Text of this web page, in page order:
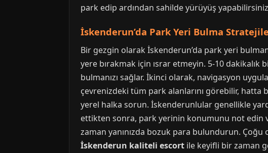
park edip ardından sahilde yürüyüş
İskenderun’da Park Yeri Bulma
Bir gezgin olarak İskenderun’da park yeri
yere bırakmak için ısrar etmeyin. 5-10
bulmanızı sağlar. İkinci olarak, navigasyon
çevrenizdeki tüm park alanlarını görebilir,
yerel halka sorun. İskenderunlular genellikle
ettikten sonra, park yerinin konumunu not edin
zaman yanınızda bozuk para bulundurun.
İskenderun kaliteli escort ile keyifli bir zaman